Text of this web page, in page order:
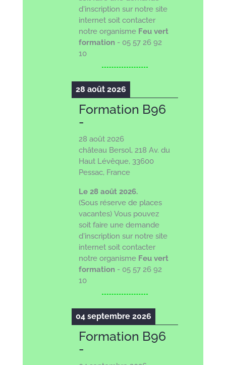
d'inscription sur notre site
internet soitcontacter
notre organisme Feu vert
formation- 05 57 26 92
10
28 août 2026
Formation B96
-
28 août 2026
château Bersol, 218 Av. du
Haut Lévêque, 33600
Pessac, France
Le 28 août 2026.
(Sous réserve de places
vacantes)Vous pouvez
soit faire une demande
d'inscription sur notre site
internet soitcontacter
notre organisme Feu vert
formation- 05 57 26 92
10
04 septembre 2026
Formation B96
-